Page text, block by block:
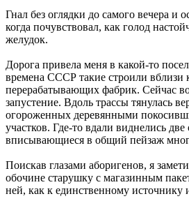
Гнал без оглядки до самого вечера и
когда почувствовал, как голод
желудок.
Дорога привела меня в какой-то
времена СССР такие строили вблизи
перерабатывающих фабрик. Сейчас
запустение. Вдоль трассы тянулась
огороженных деревянными
участков. Где-то вдали виднелись
вписывающиеся в общий пейзаж
Поискав глазами аборигенов, я
обочине старушку с магазинным
ней, как к единственному